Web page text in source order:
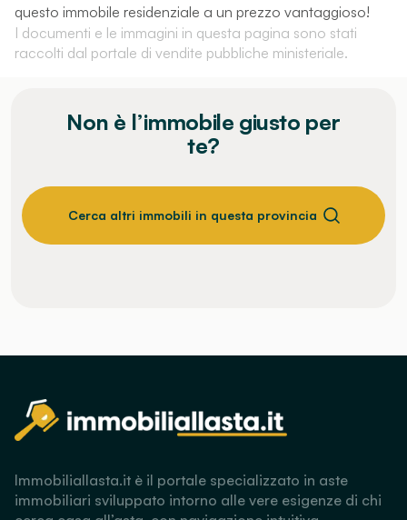
questo immobile residenziale a un prezzo vantaggioso!
I documenti e le immagini in questa pagina sono stati
raccolti dal portale di vendite pubbliche ministeriale.
Non è l’immobile giusto per
te?
Cerca altri immobili in questa provincia
Immobiliallasta.it è il portale specializzato in aste
immobiliari sviluppato intorno alle vere esigenze di chi